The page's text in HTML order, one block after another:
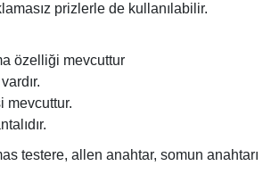
prizlerle de kullanılabilir.
özelliği mevcuttur
mevcuttur.
testere, allen anahtar, somun anahtarı